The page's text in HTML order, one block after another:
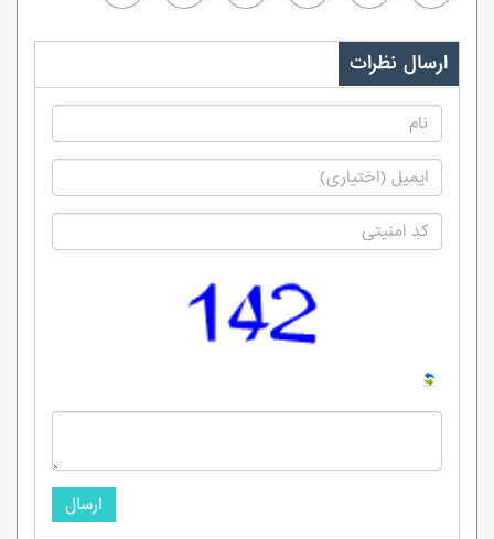
ارسال نظرات
ارسال